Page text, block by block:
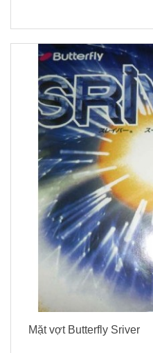
Mặt vợt Butterfly Sriver